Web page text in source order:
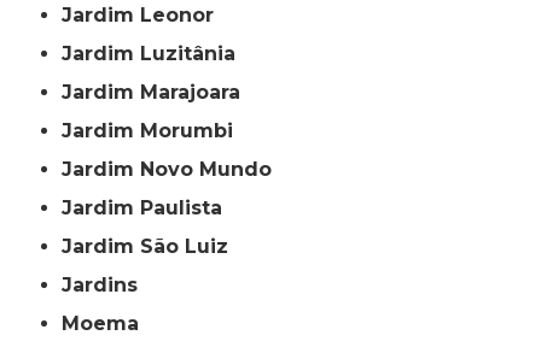
Jardim Leonor
Jardim Luzitânia
Jardim Marajoara
Jardim Morumbi
Jardim Novo Mundo
Jardim Paulista
Jardim São Luiz
Jardins
Moema